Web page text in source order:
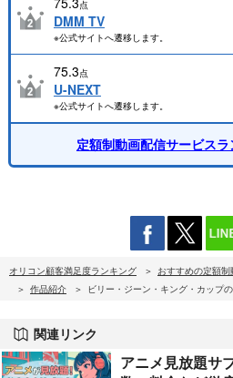
点
DMM TV
※公式サイトへ遷移します。
75.3点
U-NEXT
※公式サイトへ遷移します。
定額制動画配信サービス
オリコン顧客満足度ランキング おすすめの定額
作品紹介
ビリー・ジーン・キング・カップ
関連リンク
アニメ見放題サ